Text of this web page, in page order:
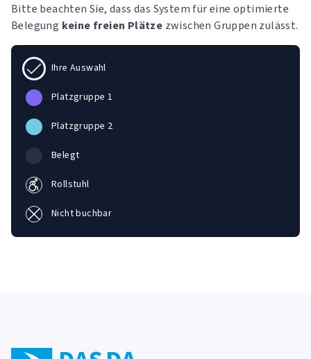
Bitte beachten Sie, dass das System für eine optimierte
Belegung keine freien Plätze zwischen Gruppen zulässt.
Ihre Auswahl
Platzgruppe 1
Platzgruppe 2
Belegt
Rollstuhl
Nicht buchbar